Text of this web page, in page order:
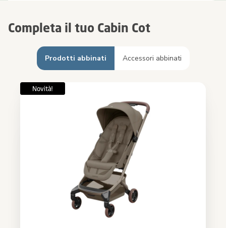
Completa il tuo Cabin Cot
Prodotti abbinati Accessori abbinati